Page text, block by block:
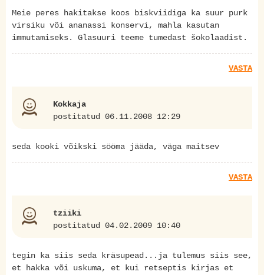
Meie peres hakitakse koos biskviidiga ka suur purk
virsiku või ananassi konservi, mahla kasutan
immutamiseks. Glasuuri teeme tumedast šokolaadist.
VASTA
Kokkaja
postitatud 06.11.2008 12:29
seda kooki võikski sööma jääda, väga maitsev
VASTA
tziiki
postitatud 04.02.2009 10:40
tegin ka siis seda kräsupead...ja tulemus siis see,
et hakka või uskuma, et kui retseptis kirjas et